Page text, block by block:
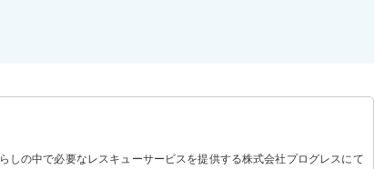
の中で必要なレスキューサービスを提供する株式会社プログレスにて